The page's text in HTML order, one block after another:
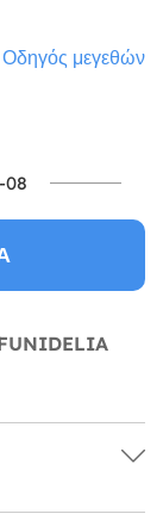
Οδηγός μεγεθών